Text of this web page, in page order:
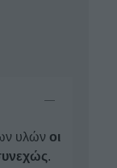
υλών οι
.